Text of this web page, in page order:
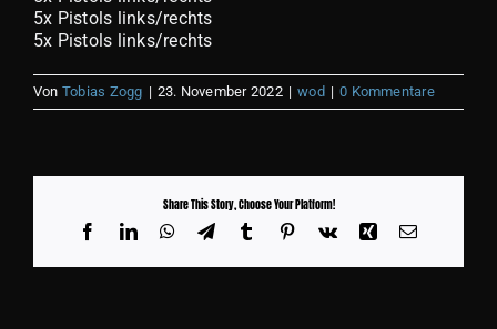
SHOP
KONTAKT
5x Pistols links/rechts
5x Pistols links/rechts
Von Tobias Zogg | 23. November 2022 | wod | 0 Kommentare
Share This Story, Choose Your Platform!
FacebookLinkedInWhatsApp
TelegramTumblrPinterest
Vk Xing E-